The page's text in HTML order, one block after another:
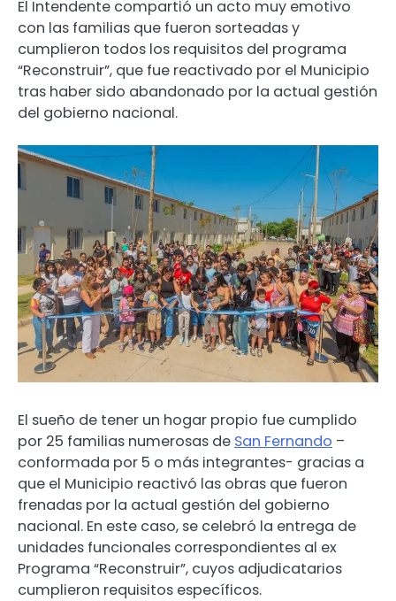
El Intendente compartió un acto muy emotivo
con las familias que fueron sorteadas y
cumplieron todos los requisitos del programa
“Reconstruir”, que fue reactivado por el Municipio
tras haber sido abandonado por la actual gestión
del gobierno nacional.
El sueño de tener un hogar propio fue cumplido
por 25 familias numerosas de San Fernando –
conformada por 5 o más integrantes- gracias a
que el Municipio reactivó las obras que fueron
frenadas por la actual gestión del gobierno
nacional. En este caso, se celebró la entrega de
unidades funcionales correspondientes al ex
Programa “Reconstruir”, cuyos adjudicatarios
cumplieron requisitos específicos.